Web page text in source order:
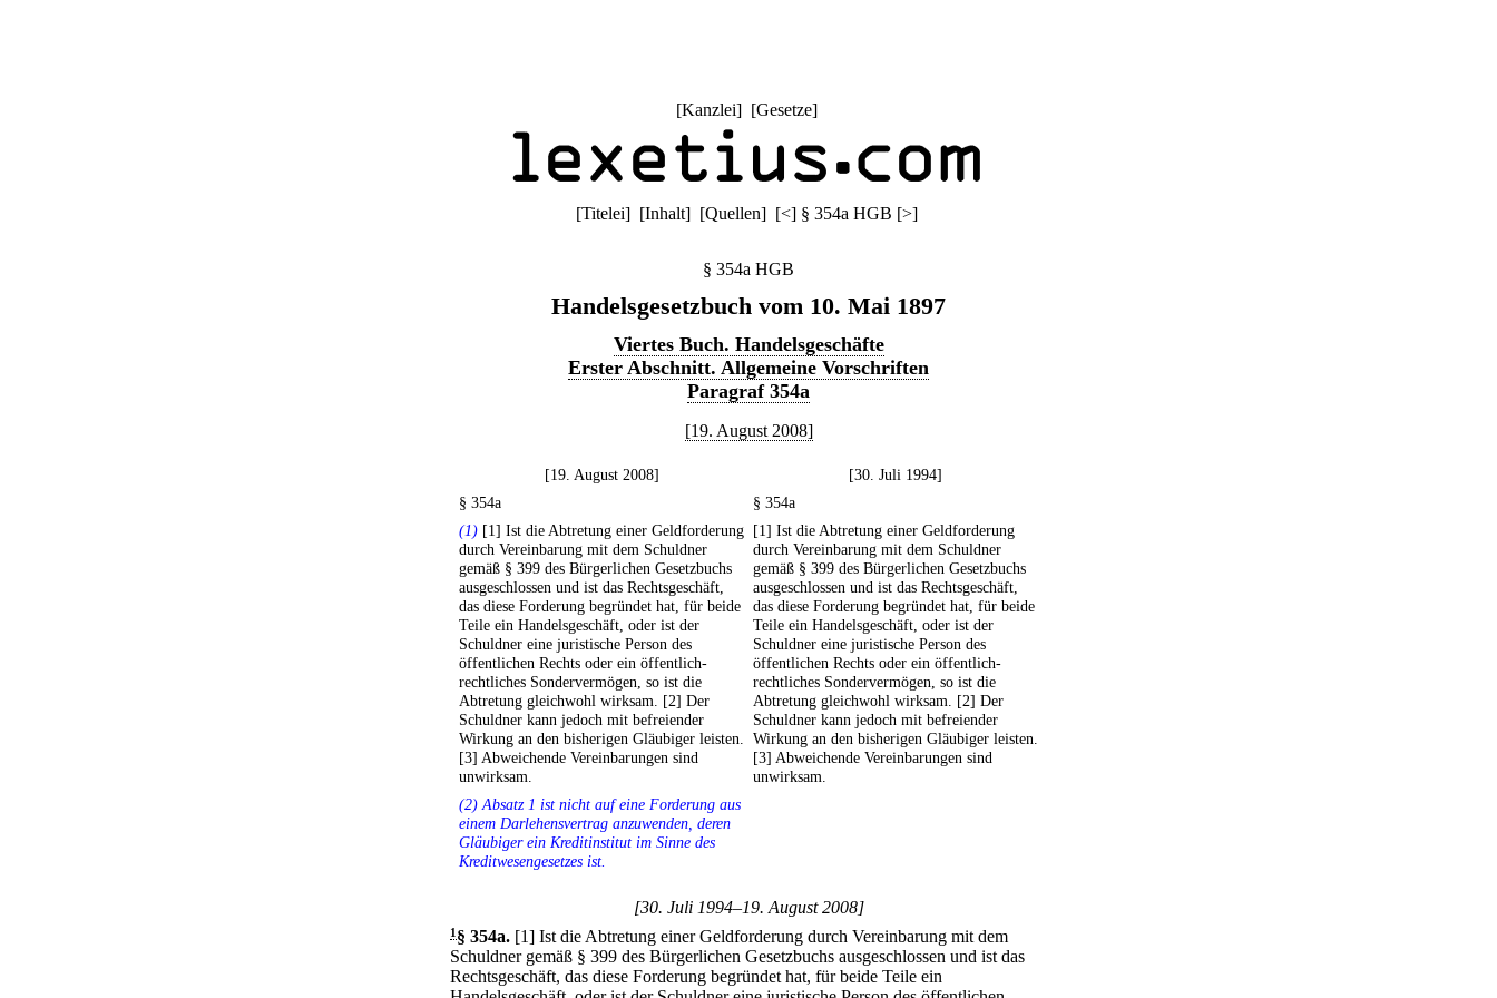
[Kanzlei] [Gesetze]
[Titelei] [Inhalt] [Quellen] [<] § 354a HGB [>]
§ 354a HGB
Handelsgesetzbuch vom 10. Mai 1897
Viertes Buch. Handelsgeschäfte
Erster Abschnitt. Allgemeine Vorschriften
Paragraf 354a
[19. August 2008]
[19. August 2008]
[30. Juli 1994]
§ 354a
§ 354a
(1) [1] Ist die Abtretung einer Geldforderung
durch Vereinbarung mit dem Schuldner
gemäß § 399 des Bürgerlichen Gesetzbuchs
ausgeschlossen und ist das Rechtsgeschäft,
das diese Forderung begründet hat, für beide
Teile ein Handelsgeschäft, oder ist der
Schuldner eine juristische Person des
öffentlichen Rechts oder ein öffentlich-
rechtliches Sondervermögen, so ist die
Abtretung gleichwohl wirksam. [2] Der
Schuldner kann jedoch mit befreiender
Wirkung an den bisherigen Gläubiger leisten.
[3] Abweichende Vereinbarungen sind
unwirksam.
[1] Ist die Abtretung einer Geldforderung
durch Vereinbarung mit dem Schuldner
gemäß § 399 des Bürgerlichen Gesetzbuchs
ausgeschlossen und ist das Rechtsgeschäft,
das diese Forderung begründet hat, für beide
Teile ein Handelsgeschäft, oder ist der
Schuldner eine juristische Person des
öffentlichen Rechts oder ein öffentlich-
rechtliches Sondervermögen, so ist die
Abtretung gleichwohl wirksam. [2] Der
Schuldner kann jedoch mit befreiender
Wirkung an den bisherigen Gläubiger leisten.
[3] Abweichende Vereinbarungen sind
unwirksam.
(2) Absatz 1 ist nicht auf eine Forderung aus
einem Darlehensvertrag anzuwenden, deren
Gläubiger ein Kreditinstitut im Sinne des
Kreditwesengesetzes ist.
[30. Juli 1994–19. August 2008]
1§ 354a. [1] Ist die Abtretung einer Geldforderung durch Vereinbarung mit dem
Schuldner gemäß § 399 des Bürgerlichen Gesetzbuchs ausgeschlossen und ist das
Rechtsgeschäft, das diese Forderung begründet hat, für beide Teile ein